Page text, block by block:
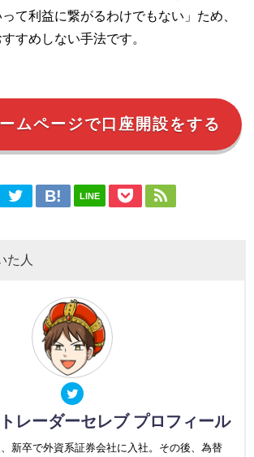
て利益に繋がるわけでもない」ため、
すめしない手法です。
ムページで口座開設をする
LINE
た人
レーダーセレブ プロフィール
新卒で外資系証券会社に入社。その後、為替